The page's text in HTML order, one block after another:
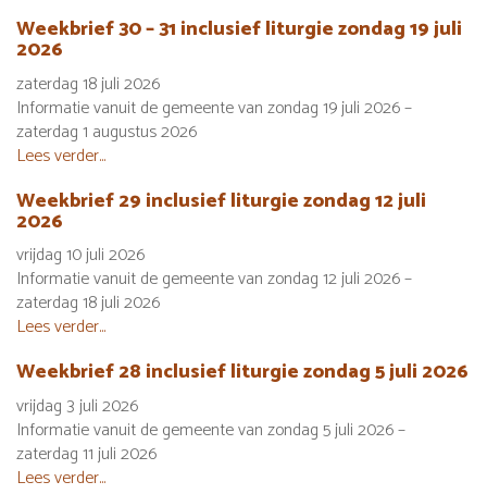
Weekbrief 30 – 31 inclusief liturgie zondag 19 juli
2026
zaterdag 18 juli 2026
Informatie vanuit de gemeente van zondag 19 juli 2026 –
zaterdag 1 augustus 2026
Lees verder...
Weekbrief 29 inclusief liturgie zondag 12 juli
2026
vrijdag 10 juli 2026
Informatie vanuit de gemeente van zondag 12 juli 2026 –
zaterdag 18 juli 2026
Lees verder...
Weekbrief 28 inclusief liturgie zondag 5 juli 2026
vrijdag 3 juli 2026
Informatie vanuit de gemeente van zondag 5 juli 2026 –
zaterdag 11 juli 2026
Lees verder...